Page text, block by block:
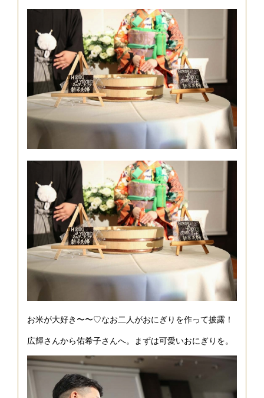
お米が大好き〜〜♡なお二人がおにぎりを作って披露！
広輝さんから佑希子さんへ。まずは可愛いおにぎりを。